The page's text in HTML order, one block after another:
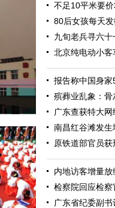
不足10平米要
80后女孩每天
九旬老兵寻六
北京纯电动小
报告称中国身
殡葬业乱象：
广东查获特大
南昌红谷滩发
原铁道部官员
内地访客增量
检察院回应检
广东省纪委副